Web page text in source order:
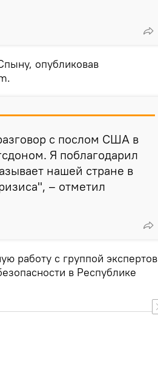
опубликовав
с послом США в
Я поблагодарил
нашей стране в
– отметил
работу с группой экспертов
в Республике